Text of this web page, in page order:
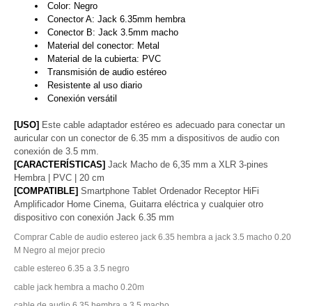
Color: Negro
Conector A: Jack 6.35mm hembra
Conector B: Jack 3.5mm macho
Material del conector: Metal
Material de la cubierta: PVC
Transmisión de audio estéreo
Resistente al uso diario
Conexión versátil
[USO] Este cable adaptador estéreo es adecuado para conectar un
auricular con un conector de 6.35 mm a dispositivos de audio con
conexión de 3.5 mm.
[CARACTERÍSTICAS] Jack Macho de 6,35 mm a XLR 3-pines
Hembra | PVC | 20 cm
[COMPATIBLE] Smartphone Tablet Ordenador Receptor HiFi
Amplificador Home Cinema, Guitarra eléctrica y cualquier otro
dispositivo con conexión Jack 6.35 mm
Comprar Cable de audio estereo jack 6.35 hembra a jack 3.5 macho 0.20
M Negro al mejor precio
cable estereo 6.35 a 3.5 negro
cable jack hembra a macho 0.20m